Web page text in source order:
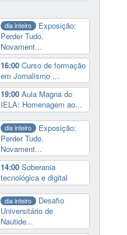
dia inteiro
Exposição:
Perder Tudo.
Novament...
16:00 Curso de formação
em Jornalismo ...
19:00 Aula Magna do
IELA: Homenagem ao...
dia inteiro
Exposição:
Perder Tudo.
Novament...
14:00 Soberania
tecnológica e digital
dia inteiro
Desafio
Universitário de
Nautide...